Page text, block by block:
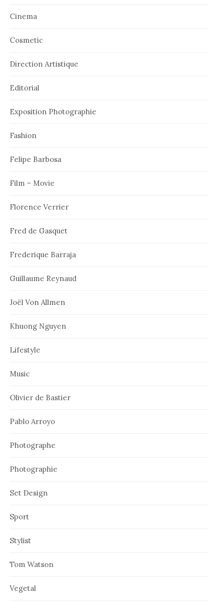
Cinema
Cosmetic
Direction Artistique
Editorial
Exposition Photographie
Fashion
Felipe Barbosa
Film – Movie
Florence Verrier
Fred de Gasquet
Frederique Barraja
Guillaume Reynaud
Joël Von Allmen
Khuong Nguyen
Lifestyle
Music
Olivier de Bastier
Pablo Arroyo
Photographe
Photographie
Set Design
Sport
Stylist
Tom Watson
Vegetal